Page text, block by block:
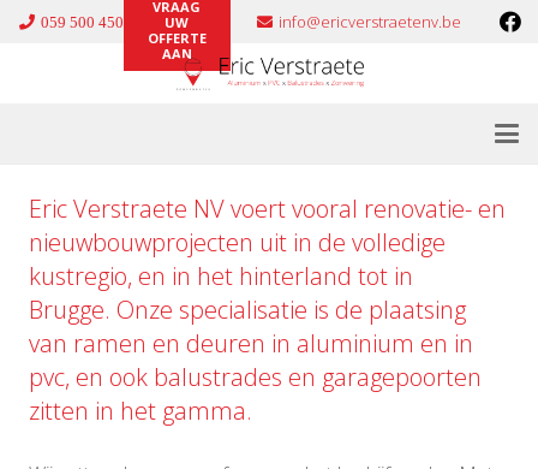
059 500 450
VRAAG
UW
OFFERTE
AAN
info@ericverstraetenv.be
Eric Verstraete NV voert vooral renovatie- en
nieuwbouwprojecten uit in de volledige
kustregio, en in het hinterland tot in
Brugge. Onze specialisatie is de plaatsing
van ramen en deuren in aluminium en in
pvc, en ook balustrades en garagepoorten
zitten in het gamma.